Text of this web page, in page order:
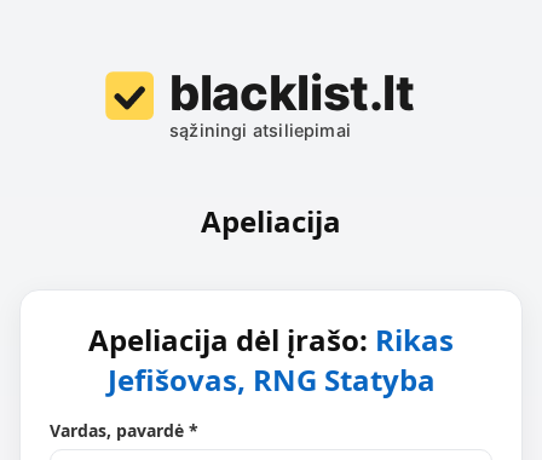
Apeliacija
Apeliacija dėl įrašo: Rikas
Jefišovas, RNG Statyba
Vardas, pavardė *